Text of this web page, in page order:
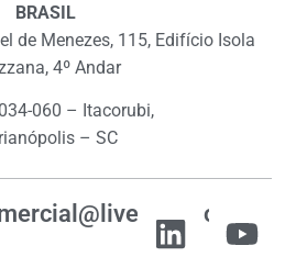
BRASIL
de Menezes, 115, Edifício Isola
4º Andar
060 – Itacorubi,
– SC